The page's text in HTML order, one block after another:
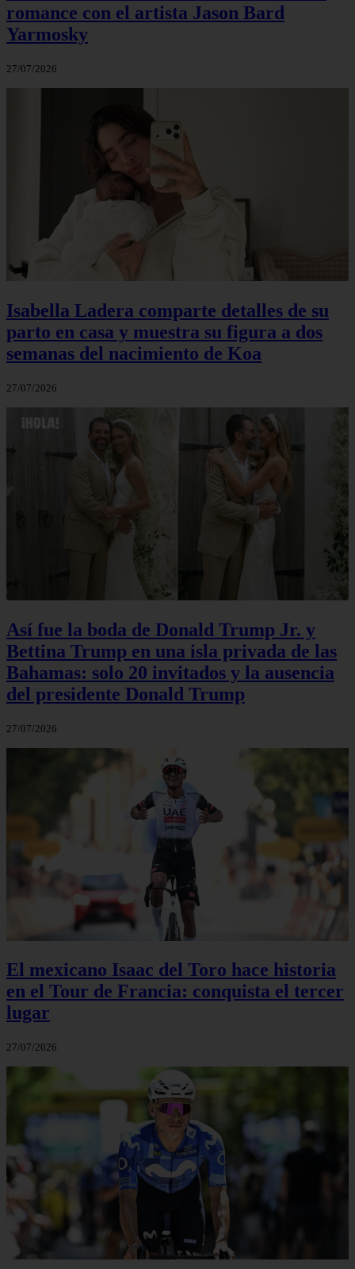
romance con el artista Jason Bard
Yarmosky
27/07/2026
Isabella Ladera comparte detalles de su
parto en casa y muestra su figura a dos
semanas del nacimiento de Koa
27/07/2026
Así fue la boda de Donald Trump Jr. y
Bettina Trump en una isla privada de las
Bahamas: solo 20 invitados y la ausencia
del presidente Donald Trump
27/07/2026
El mexicano Isaac del Toro hace historia
en el Tour de Francia: conquista el tercer
lugar
27/07/2026